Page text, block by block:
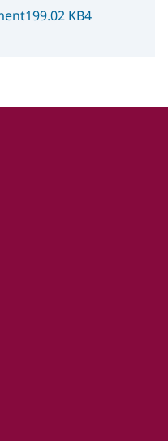
199.02 KB4